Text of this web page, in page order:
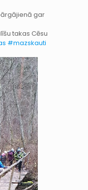
gar
takas Cēsu
#mazskauti